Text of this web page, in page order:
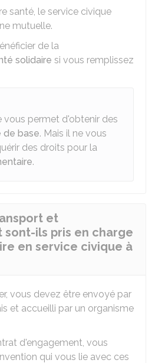
santé, le service civique
mutuelle.
de la
solidaire si vous remplissez
vous permet d'obtenir des
de base. Mais il ne vous
des droits pour la
.
et
ils pris en charge
en service civique à
vous devez être envoyé par
et accueilli par un organisme
d'engagement, vous
qui vous lie avec ces